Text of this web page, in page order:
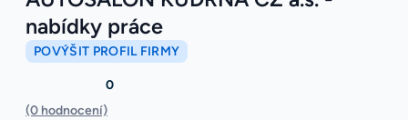
nabídky práce
POVÝŠIT PROFIL FIRMY
0
(0 hodnocení)